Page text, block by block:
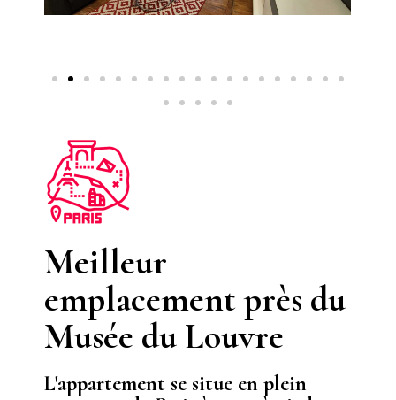
Meilleur
emplacement près du
Musée du Louvre
L'appartement se situe en plein